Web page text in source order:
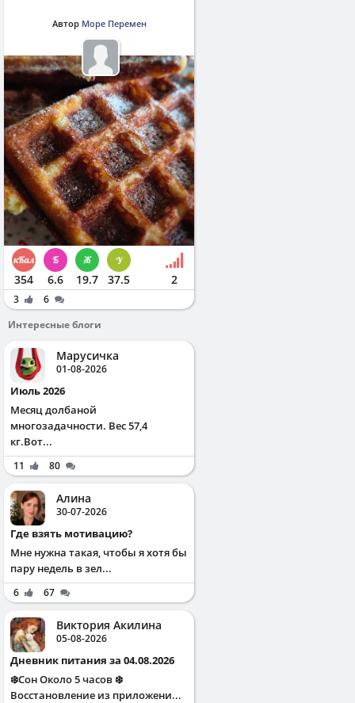
Автор Море Перемен
354 6.6 19.7 37.5 2
3
6
Интересные блоги
Марусичка
01-08-2026
Июль 2026
Месяц долбаной
многозадачности. Вес 57,4
кг.Вот...
11 80
Алина
30-07-2026
Где взять мотивацию?
Мне нужна такая, чтобы я хотя бы
пару недель в зел...
6 67
Виктория Акилина
05-08-2026
Дневник питания за 04.08.2026
❄️Сон Около 5 часов ❄️
Восстановление из приложени...